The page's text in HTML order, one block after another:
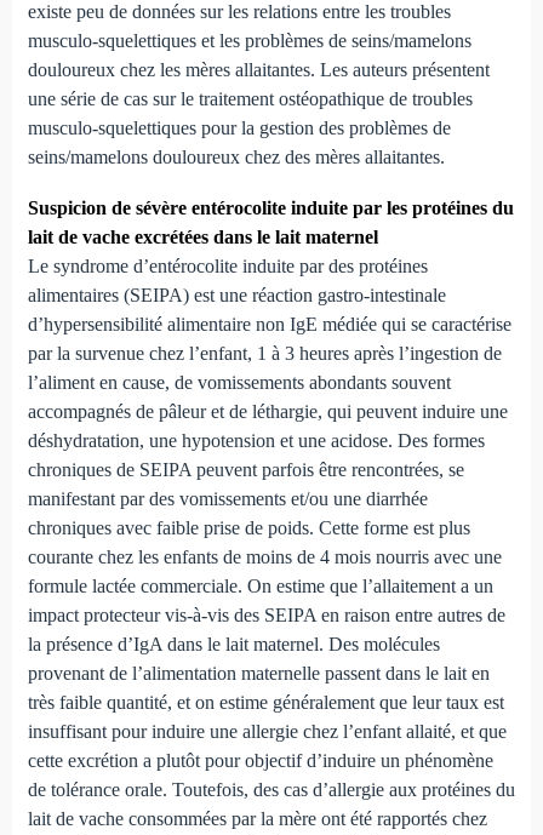
existe peu de données sur les relations entre les troubles
musculo-squelettiques et les problèmes de seins/mamelons
douloureux chez les mères allaitantes. Les auteurs présentent
une série de cas sur le traitement ostéopathique de troubles
musculo-squelettiques pour la gestion des problèmes de
seins/mamelons douloureux chez des mères allaitantes.
Suspicion de sévère entérocolite induite par les protéines du
lait de vache excrétées dans le lait maternel
Le syndrome d’entérocolite induite par des protéines
alimentaires (SEIPA) est une réaction gastro-intestinale
d’hypersensibilité alimentaire non IgE médiée qui se caractérise
par la survenue chez l’enfant, 1 à 3 heures après l’ingestion de
l’aliment en cause, de vomissements abondants souvent
accompagnés de pâleur et de léthargie, qui peuvent induire une
déshydratation, une hypotension et une acidose. Des formes
chroniques de SEIPA peuvent parfois être rencontrées, se
manifestant par des vomissements et/ou une diarrhée
chroniques avec faible prise de poids. Cette forme est plus
courante chez les enfants de moins de 4 mois nourris avec une
formule lactée commerciale. On estime que l’allaitement a un
impact protecteur vis-à-vis des SEIPA en raison entre autres de
la présence d’IgA dans le lait maternel. Des molécules
provenant de l’alimentation maternelle passent dans le lait en
très faible quantité, et on estime généralement que leur taux est
insuffisant pour induire une allergie chez l’enfant allaité, et que
cette excrétion a plutôt pour objectif d’induire un phénomène
de tolérance orale. Toutefois, des cas d’allergie aux protéines du
lait de vache consommées par la mère ont été rapportés chez